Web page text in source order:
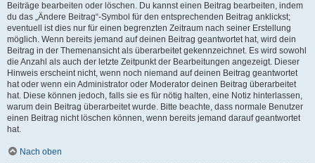
Beiträge bearbeiten oder löschen. Du kannst einen Beitrag bearbeiten, indem
du das „Ändere Beitrag“-Symbol für den entsprechenden Beitrag anklickst;
eventuell ist dies nur für einen begrenzten Zeitraum nach seiner Erstellung
möglich. Wenn bereits jemand auf deinen Beitrag geantwortet hat, wird dein
Beitrag in der Themenansicht als überarbeitet gekennzeichnet. Es wird sowohl
die Anzahl als auch der letzte Zeitpunkt der Bearbeitungen angezeigt. Dieser
Hinweis erscheint nicht, wenn noch niemand auf deinen Beitrag geantwortet
hat oder wenn ein Administrator oder Moderator deinen Beitrag überarbeitet
hat. Diese können jedoch, falls sie es für nötig halten, eine Notiz hinterlassen,
warum dein Beitrag überarbeitet wurde. Bitte beachte, dass normale Benutzer
einen Beitrag nicht löschen können, wenn bereits jemand darauf geantwortet
hat.
Nach oben